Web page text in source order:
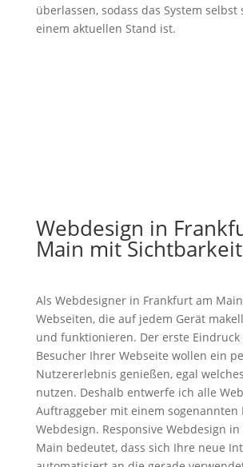
überlassen, sodass das System selbst
einem aktuellen Stand ist.
Webdesign in
Main mit
Als Webdesigner in Frankfurt am
Webseiten, die auf jedem Gerät
und funktionieren. Der erste Eindruck
Besucher Ihrer Webseite wollen ein
Nutzererlebnis genießen, egal
nutzen. Deshalb entwerfe ich alle
Auftraggeber mit einem sogenannten
Webdesign. Responsive Webdesign
Main bedeutet, dass sich Ihre neue